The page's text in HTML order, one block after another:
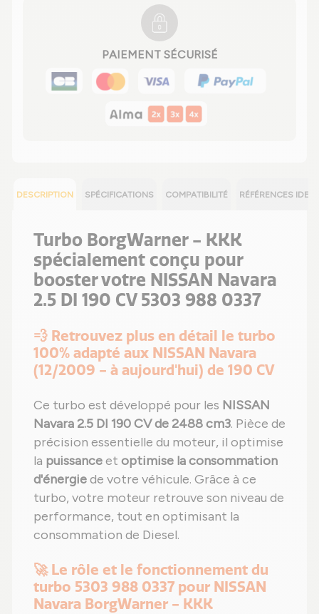
PAIEMENT SÉCURISÉ
DESCRIPTION SPÉCIFICATIONS COMPATIBILITÉ RÉFÉRENCES
Turbo BorgWarner - KKK
spécialement conçu pour
booster votre NISSAN Navara
2.5 DI 190 CV 5303 988 0337
💨 Retrouvez plus en détail le turbo
100% adapté aux NISSAN Navara
(12/2009 - à aujourd'hui) de 190 CV
Ce turbo est développé pour les NISSAN
Navara 2.5 DI 190 CV de 2488 cm3. Pièce de
précision essentielle du moteur, il optimise
la puissanceet optimise la consommation
d'énergiede votre véhicule. Grâce à ce
turbo, votre moteur retrouve son niveau de
performance, tout en optimisant la
consommation de Diesel.
🚀 Le rôle et le fonctionnement du
turbo 5303 988 0337 pour NISSAN
Navara BorgWarner - KKK